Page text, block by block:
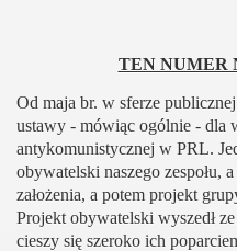
TEN NUMER
Od maja br. w sferze
ustawy - mówiąc ogólnie - dla
antykomunistycznej w PRL.
obywatelski naszego zespołu,
założenia, a potem projekt
Projekt obywatelski wyszedł
cieszy się szeroko ich